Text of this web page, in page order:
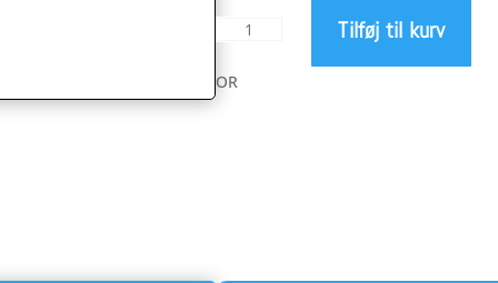
Dynamic
klud
Tilføj til kurv
OR